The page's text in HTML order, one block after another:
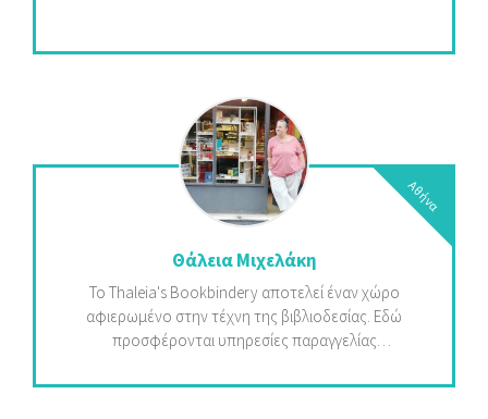
Αθήνα
Θάλεια Μιχελάκη
Το Thaleia's Bookbindery αποτελεί έναν χώρο
αφιερωμένο στην τέχνη της βιβλιοδεσίας. Εδώ
προσφέρονται υπηρεσίες παραγγελίας
συντήρησης φθαρμένων χρηστικών βιβλίων και